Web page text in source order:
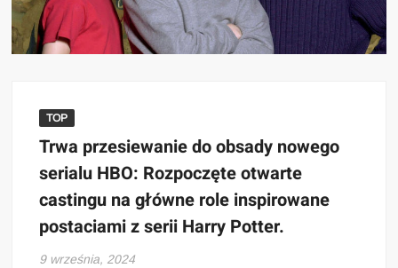
TOP
Trwa przesiewanie do obsady nowego
serialu HBO: Rozpoczęte otwarte
castingu na główne role inspirowane
postaciami z serii Harry Potter.
9 września, 2024